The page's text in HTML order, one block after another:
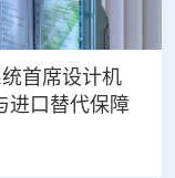
首席设计机
进口替代保障